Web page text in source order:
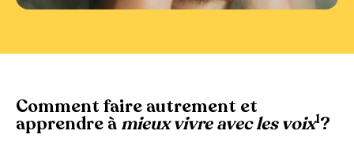
Comment faire autrement et
apprendre àmieux vivre avec les voix1?